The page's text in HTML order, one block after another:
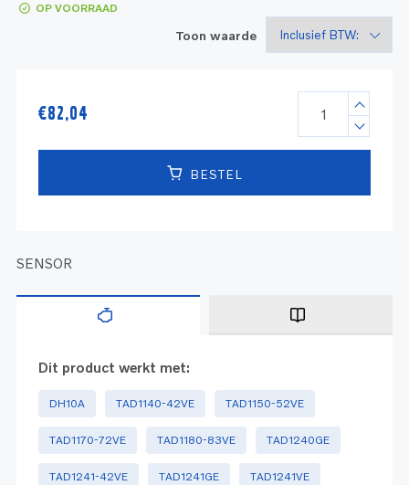
Reman - Bedrijfsvaart
OP VOORRAAD
Toon waarde
€82,04
BESTEL
SENSOR
Dit product werkt met:
DH10A TAD1140-42VE TAD1150-52VE
TAD1170-72VE TAD1180-83VE TAD1240GE
TAD1241-42VE TAD1241GE TAD1241VE